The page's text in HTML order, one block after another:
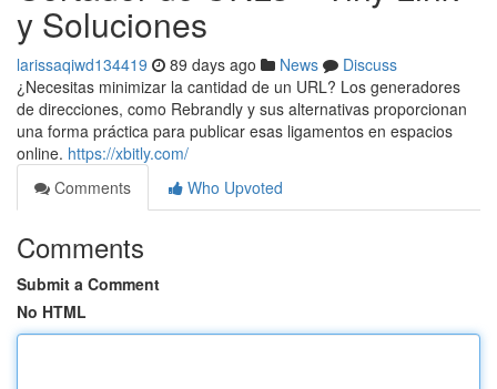
y Soluciones
larissaqiwd134419 89 days ago News
Discuss
¿Necesitas minimizar la cantidad de un URL? Los generadores
de direcciones, como Rebrandly y sus alternativas proporcionan
una forma práctica para publicar esas ligamentos en espacios
online. https://xbitly.com/
Comments
Who Upvoted
Comments
Submit a Comment
No HTML